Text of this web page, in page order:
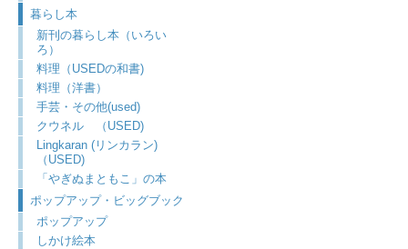
暮らし本
新刊の暮らし本（いろい
ろ）
料理（USEDの和書)
料理（洋書）
手芸・その他(used)
クウネル （USED)
Lingkaran (リンカラン)
（USED)
「やぎぬまともこ」の本
ポップアップ・ビッグブック
ポップアップ
しかけ絵本